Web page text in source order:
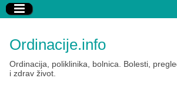
Ordinacije.info
Ordinacija, poliklinika, bolnica. Bolesti,
i zdrav život.